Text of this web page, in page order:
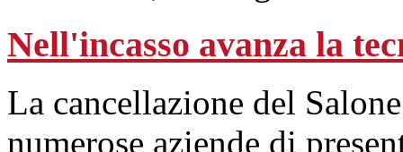
Nell'incasso avanza la
La cancellazione del
numerose aziende di